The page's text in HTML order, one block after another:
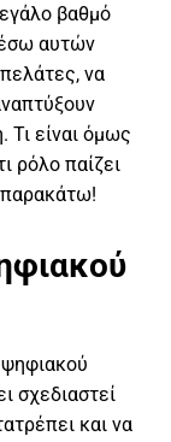
βαθμό
αυτών
να
Τι είναι όμως
ρόλο παίζει
σχεδιαστεί
και να